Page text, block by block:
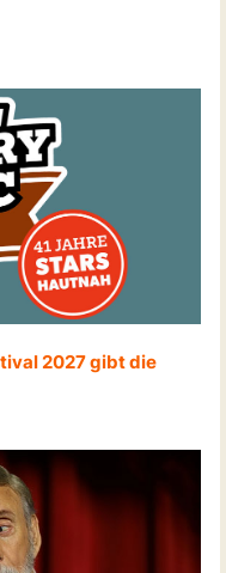
2027 gibt die